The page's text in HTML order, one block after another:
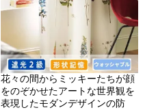
花々の間からミッキーたちが顔
をのぞかせたアートな世界観を
表現したモダンデザインの防